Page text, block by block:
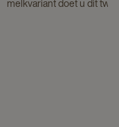
melkvariant doet u dit